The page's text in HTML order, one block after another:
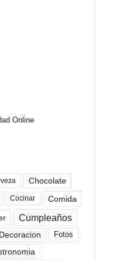
Online
Chocolate
Cocinar
Comida
Cumpleaños
Decoracion Fotos